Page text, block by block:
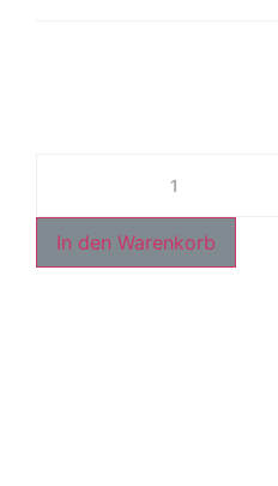
In den Warenkorb